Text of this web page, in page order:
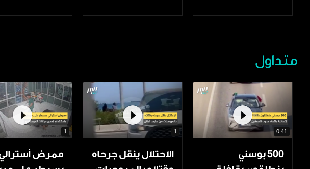
متداول
0.41
500 بوسني
1
الاحتلال ينقل جرحاه
1
ممرض